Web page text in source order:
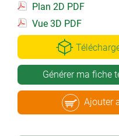
Plan 2D PDF
Vue 3D PDF
Générer ma fiche
Ajouter